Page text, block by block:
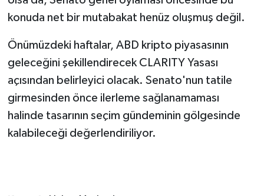
konuda net bir mutabakat henüz oluşmuş değil.
Önümüzdeki haftalar, ABD kripto piyasasının
geleceğini şekillendirecek CLARITY Yasası
açısından belirleyici olacak. Senato'nun tatile
girmesinden önce ilerleme sağlanamaması
halinde tasarının seçim gündeminin gölgesinde
kalabileceği değerlendiriliyor.